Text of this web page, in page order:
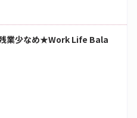
業少なめ★Work Life Bala